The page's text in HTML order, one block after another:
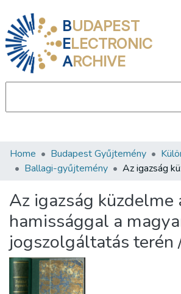
BUDAPEST
ELECTRONIC
ARCHIVE
Communities & Collections
Statistics
About us
Home Budapest Gyűjtemény
Ballagi-gyűjtemény
Az igazság küzdelme
hamissággal a
jogszolgáltatás terén